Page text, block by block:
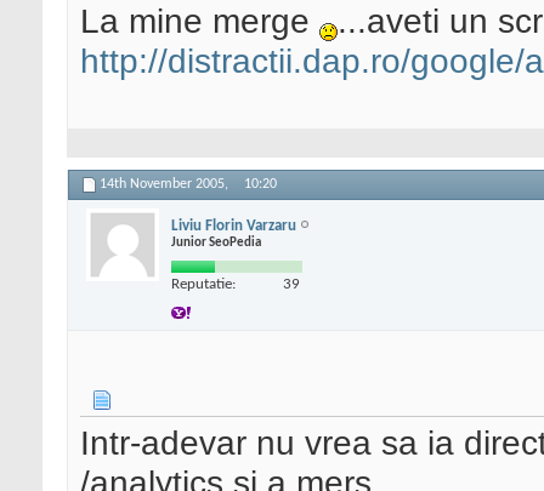
La mine merge
...aveti un
http://distractii.dap.ro/google/
14th November 2005, 10:20
Liviu Florin Varzaru
Junior SeoPedia
Reputatie: 39
Intr-adevar nu vrea sa ia
/analytics si a mers.